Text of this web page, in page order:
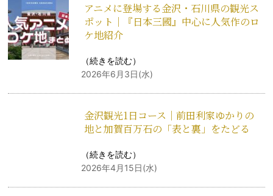
アニメに登場する金沢・石川県の観光ス
ポット｜『日本三國』中心に人気作のロ
ケ地紹介
（続きを読む）
2026年6月3日(水)
金沢観光1日コース｜前田利家ゆかりの
地と加賀百万石の「表と裏」をたどる
（続きを読む）
2026年4月15日(水)